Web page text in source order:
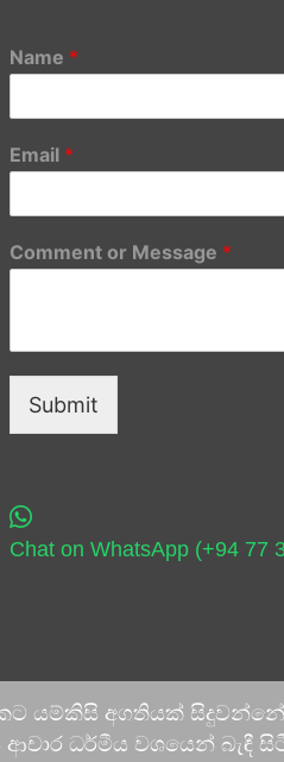
Name *
Email *
Comment or Message *
Submit
Chat on WhatsApp (+94 77
යම්කිසි අගතියක්
ධර්මීය වශයෙන් බැඳී සිටී.